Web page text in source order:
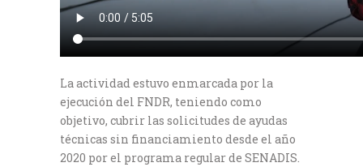
La actividad estuvo enmarcada por la
ejecución del FNDR, teniendo como
objetivo, cubrir las solicitudes de ayudas
técnicas sin financiamiento desde el año
2020 por el programa regular de SENADIS.